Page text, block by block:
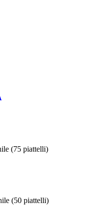
(75 piattelli)
(50 piattelli)